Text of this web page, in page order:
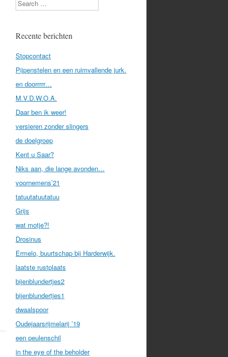
Recente berichten
Stopcontact
Pijpenstelen en een ruimvallende jurk.
en doorrrrr…
M.V.D.W.O.A.
Daar ben ik weer!
versieren zonder slingers
de doelgroep
Kent u Saar?
Niks aan, die lange avonden…
voornemens’21
tatuutatuutatuu
Grijs
wat motje?!
Drosinus
Ermelo, buurtschap bij Harderwijk.
laatste rustplaats
bijenblundertjes2
bijenblundertjes1
dwaalspoor
Oudejaarsrijmelarij ’19
een peulenschil
in the eye of the beholder